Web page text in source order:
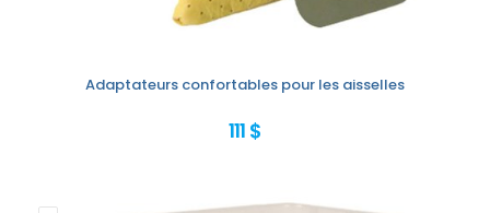
Adaptateurs confortables pour les aisselles
111 $